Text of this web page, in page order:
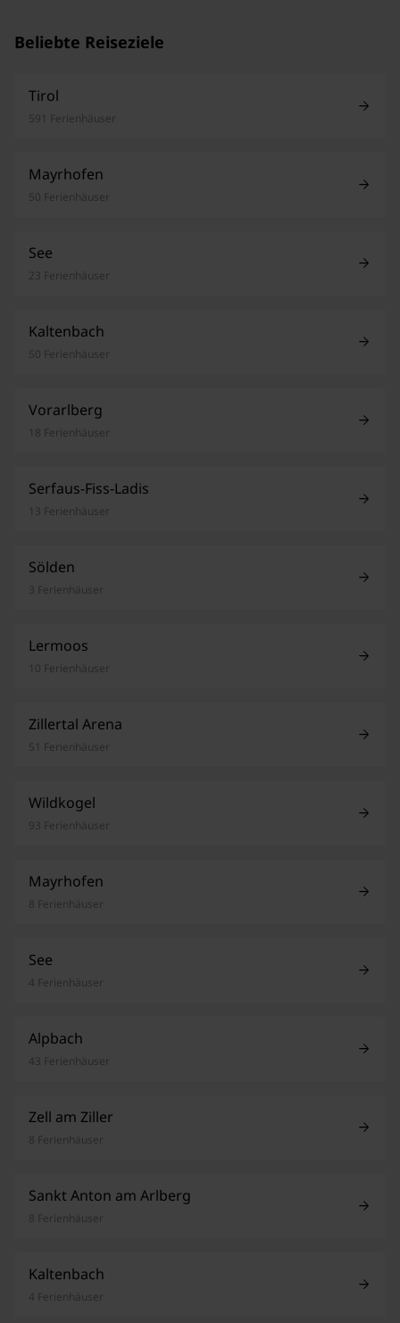
Beliebte Reiseziele
Tirol
591 Ferienhäuser
Mayrhofen
50 Ferienhäuser
See
23 Ferienhäuser
Kaltenbach
50 Ferienhäuser
Vorarlberg
18 Ferienhäuser
Serfaus-Fiss-Ladis
13 Ferienhäuser
Sölden
3 Ferienhäuser
Lermoos
10 Ferienhäuser
Zillertal Arena
51 Ferienhäuser
Wildkogel
93 Ferienhäuser
Mayrhofen
8 Ferienhäuser
See
4 Ferienhäuser
Alpbach
43 Ferienhäuser
Zell am Ziller
8 Ferienhäuser
Sankt Anton am Arlberg
8 Ferienhäuser
Kaltenbach
4 Ferienhäuser